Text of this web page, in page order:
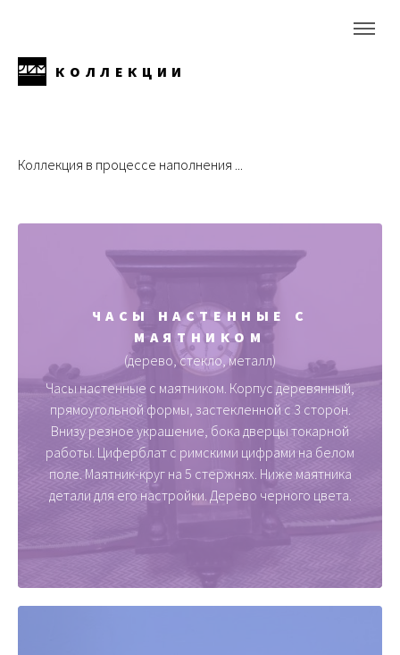
КОЛЛЕКЦИИ
Коллекция в процессе наполнения ...
ЧАСЫ НАСТЕННЫЕ С
МАЯТНИКОМ
(дерево, стекло, металл)
Часы настенные с маятником. Корпус деревянный,
прямоугольной формы, застекленной с 3 сторон.
Внизу резное украшение, бока дверцы токарной
работы. Циферблат с римскими цифрами на белом
поле. Маятник-круг на 5 стержнях. Ниже маятника
детали для его настройки. Дерево черного цвета.